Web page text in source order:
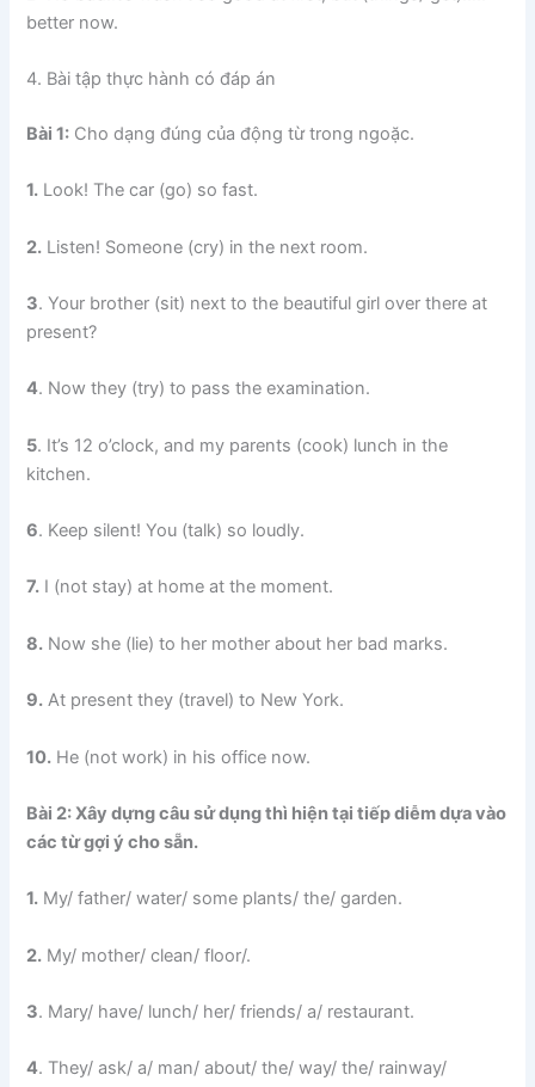
better now.
4. Bài tập thực hành có đáp án
Bài 1: Cho dạng đúng của động từ trong ngoặc.
1. Look! The car (go) so fast.
2. Listen! Someone (cry) in the next room.
3. Your brother (sit) next to the beautiful girl over there at
present?
4. Now they (try) to pass the examination.
5. It’s 12 o’clock, and my parents (cook) lunch in the
kitchen.
6. Keep silent! You (talk) so loudly.
7. I (not stay) at home at the moment.
8. Now she (lie) to her mother about her bad marks.
9. At present they (travel) to New York.
10. He (not work) in his office now.
Bài 2: Xây dựng câu sử dụng thì hiện tại tiếp diễm dựa vào
các từ gợi ý cho sẵn.
1. My/ father/ water/ some plants/ the/ garden.
2. My/ mother/ clean/ floor/.
3. Mary/ have/ lunch/ her/ friends/ a/ restaurant.
4. They/ ask/ a/ man/ about/ the/ way/ the/ rainway/